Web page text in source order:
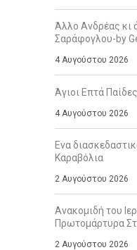
Άλλο Ανδρέας κι
Σαράφογλου-by
4 Αυγούστου 2026
Άγιοι Επτά
4 Αυγούστου 2026
Ενα
Καραβόλια
2 Αυγούστου 2026
Ανακομιδή του
Πρωτομάρτυρα
2 Αυγούστου 2026